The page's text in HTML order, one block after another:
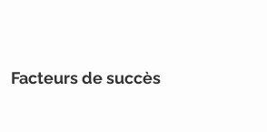
Facteurs de succès